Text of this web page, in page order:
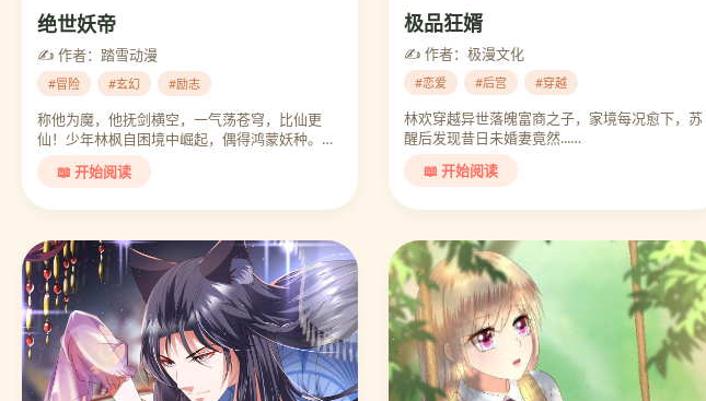
绝世妖帝
✍️ 作者：踏雪动漫
#冒险 #玄幻 #励志
称他为魔，他抚剑横空，一气荡苍穹，比仙更
仙！少年林枫自困境中崛起，偶得鸿蒙妖种。…
📖 开始阅读
极品狂婿
✍️ 作者：极漫文化
#恋爱 #后宫 #穿越
林欢穿越异世落魄富商之子，家境每况愈下，苏
醒后发现昔日未婚妻竟然...…
📖 开始阅读